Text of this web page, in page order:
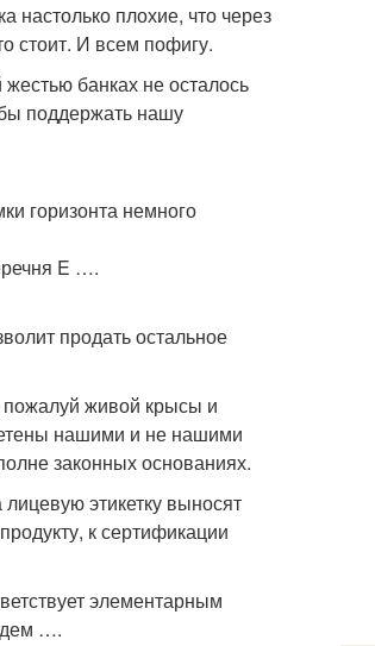
настолько плохие, что через
стоит. И всем пофигу.
банках не осталось
поддержать нашу
горизонта немного
E ….
продать остальное
пожалуй живой крысы и
нашими и не нашими
законных основаниях.
этикетку выносят
к сертификации
элементарным
….